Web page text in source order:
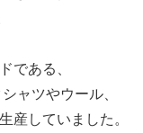
である、
ャツやウール、
産していました。